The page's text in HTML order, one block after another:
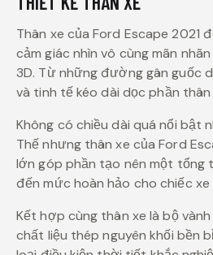
Thân xe của Ford Escape 2021
cảm giác nhìn vô cùng mãn
3D. Từ những đường gân guốc
và tinh tế kéo dài dọc phần thân
Không có chiều dài quá nổi bật
Thế nhưng thân xe của Ford
lớn góp phần tạo nên một tổng
đến mức hoàn hảo cho chiếc xe
Kết hợp cùng thân xe là bộ
chất liệu thép nguyên khối bền